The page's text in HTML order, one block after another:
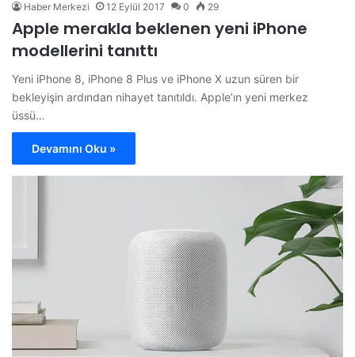
Haber Merkezi 12 Eylül 2017 0 29
Apple merakla beklenen yeni iPhone
modellerini tanıttı
Yeni iPhone 8, iPhone 8 Plus ve iPhone X uzun süren bir
bekleyişin ardından nihayet tanıtıldı. Apple’ın yeni merkez
üssü…
Devamını Oku »